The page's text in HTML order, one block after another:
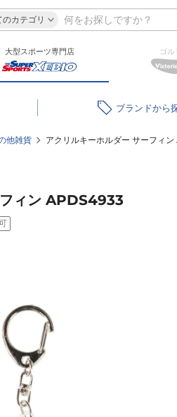
のカテゴリ
大型スポーツ専門店 ゴル
ブランド
他雑貨 アクリルキーホルダー サーフィ
ィン APDS4933